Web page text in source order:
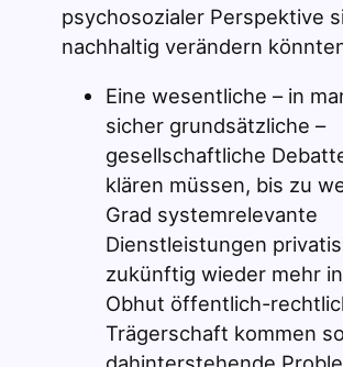
psychosozialer Perspektive
nachhaltig verändern
Eine wesentliche – in
sicher grundsätzliche –
gesellschaftliche
klären müssen, bis zu
Grad systemrelevante
Dienstleistungen
zukünftig wieder mehr
Obhut öffentlich-
Trägerschaft kommen